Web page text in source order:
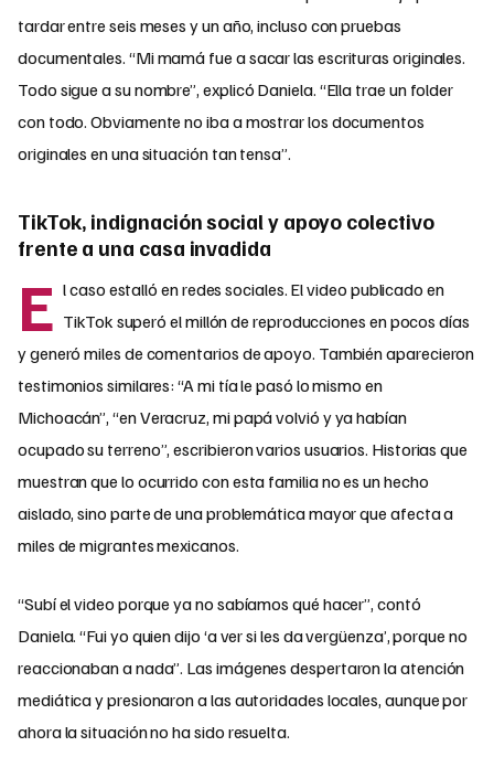
tardar entre seis meses y un año, incluso con pruebas
documentales. “Mi mamá fue a sacar las escrituras originales.
Todo sigue a su nombre”, explicó Daniela. “Ella trae un folder
con todo. Obviamente no iba a mostrar los documentos
originales en una situación tan tensa”.
TikTok, indignación social y apoyo colectivo
frente a una casa invadida
E l caso estalló en redes sociales. El video publicado en
TikTok superó el millón de reproducciones en pocos días
y generó miles de comentarios de apoyo. También aparecieron
testimonios similares: “A mi tía le pasó lo mismo en
Michoacán”, “en Veracruz, mi papá volvió y ya habían
ocupado su terreno”, escribieron varios usuarios. Historias que
muestran que lo ocurrido con esta familia no es un hecho
aislado, sino parte de una problemática mayor que afecta a
miles de migrantes mexicanos.
“Subí el video porque ya no sabíamos qué hacer”, contó
Daniela. “Fui yo quien dijo ‘a ver si les da vergüenza’, porque no
reaccionaban a nada”. Las imágenes despertaron la atención
mediática y presionaron a las autoridades locales, aunque por
ahora la situación no ha sido resuelta.